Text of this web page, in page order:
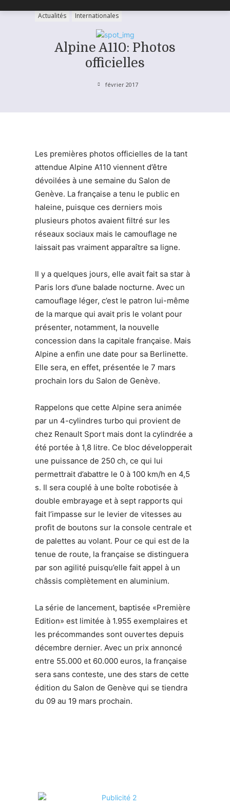
Actualités Internationales
Alpine A110: Photos
officielles
février 2017
Les premières photos officielles de la tant
attendue Alpine A110 viennent d’être
dévoilées à une semaine du Salon de
Genève. La française a tenu le public en
haleine, puisque ces derniers mois
plusieurs photos avaient filtré sur les
réseaux sociaux mais le camouflage ne
laissait pas vraiment apparaître sa ligne.
Il y a quelques jours, elle avait fait sa star à
Paris lors d’une balade nocturne. Avec un
camouflage léger, c’est le patron lui-même
de la marque qui avait pris le volant pour
présenter, notamment, la nouvelle
concession dans la capitale française. Mais
Alpine a enfin une date pour sa Berlinette.
Elle sera, en effet, présentée le 7 mars
prochain lors du Salon de Genève.
Rappelons que cette Alpine sera animée
par un 4-cylindres turbo qui provient de
chez Renault Sport mais dont la cylindrée a
été portée à 1,8 litre. Ce bloc développerait
une puissance de 250 ch, ce qui lui
permettrait d’abattre le 0 à 100 km/h en 4,5
s. Il sera couplé à une boîte robotisée à
double embrayage et à sept rapports qui
fait l’impasse sur le levier de vitesses au
profit de boutons sur la console centrale et
de palettes au volant. Pour ce qui est de la
tenue de route, la française se distinguera
par son agilité puisqu’elle fait appel à un
châssis complètement en aluminium.
La série de lancement, baptisée «Première
Edition» est limitée à 1.955 exemplaires et
les précommandes sont ouvertes depuis
décembre dernier. Avec un prix annoncé
entre 55.000 et 60.000 euros, la française
sera sans conteste, une des stars de cette
édition du Salon de Genève qui se tiendra
du 09 au 19 mars prochain.